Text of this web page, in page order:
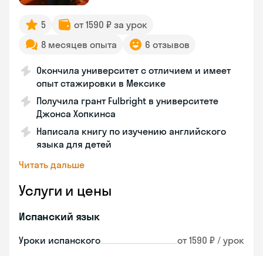
5
от 1590 ₽ за урок
8 месяцев опыта
6 отзывов
Окончила университет с отличием и имеет
опыт стажировки в Мексике
Получила грант Fulbright в университете
Джонса Хопкинса
Написала книгу по изучению английского
языка для детей
Читать дальше
Услуги и цены
Испанский язык
Уроки испанского от 1590 ₽ / урок